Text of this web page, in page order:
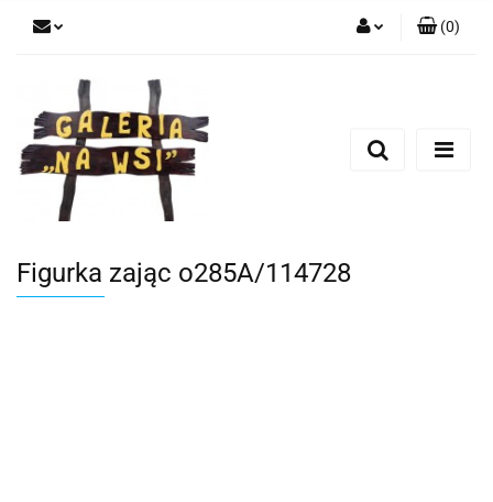
Dodaj zgłoszenie
(0)
Figurka zając o285A/114728